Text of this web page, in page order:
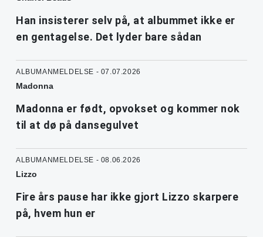
Han insisterer selv på, at albummet ikke er
en gentagelse. Det lyder bare sådan
ALBUMANMELDELSE - 07.07.2026
Madonna
Madonna er født, opvokset og kommer nok
til at dø på dansegulvet
ALBUMANMELDELSE - 08.06.2026
Lizzo
Fire års pause har ikke gjort Lizzo skarpere
på, hvem hun er